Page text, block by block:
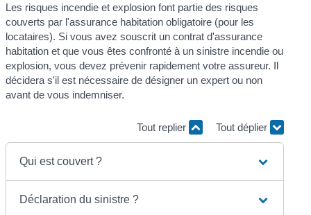
Les risques incendie et explosion font partie des risques
couverts par l'assurance habitation obligatoire (pour les
locataires). Si vous avez souscrit un contrat d'assurance
habitation et que vous êtes confronté à un sinistre incendie ou
explosion, vous devez prévenir rapidement votre assureur. Il
décidera s'il est nécessaire de désigner un expert ou non
avant de vous indemniser.
Tout replier Tout déplier
Qui est couvert ?
Déclaration du sinistre ?